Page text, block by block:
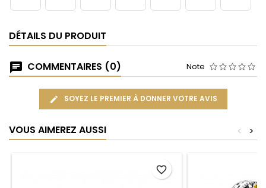
DÉTAILS DU PRODUIT
COMMENTAIRES (0) Note
SOYEZ LE PREMIER À DONNER VOTRE AVIS
VOUS AIMEREZ AUSSI >
<
favorite_border